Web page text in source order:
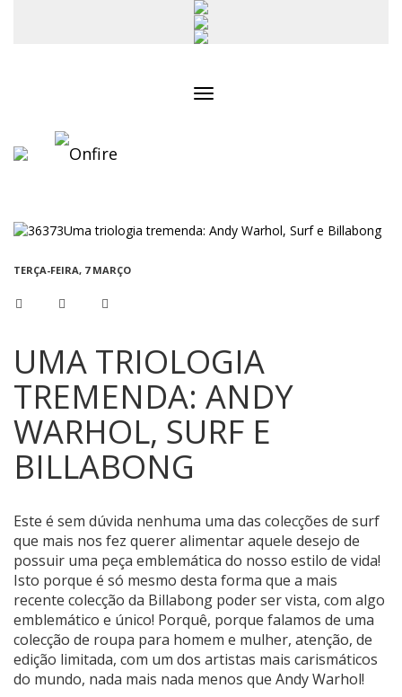
TERÇA-FEIRA, 7 MARÇO
UMA TRIOLOGIA
TREMENDA: ANDY
WARHOL, SURF E
BILLABONG
Este é sem dúvida nenhuma uma das colecções de surf
que mais nos fez querer alimentar aquele desejo de
possuir uma peça emblemática do nosso estilo de vida!
Isto porque é só mesmo desta forma que a mais
recente colecção da Billabong poder ser vista, com algo
emblemático e único! Porquê, porque falamos de uma
colecção de roupa para homem e mulher, atenção, de
edição limitada, com um dos artistas mais carismáticos
do mundo, nada mais nada menos que Andy Warhol!